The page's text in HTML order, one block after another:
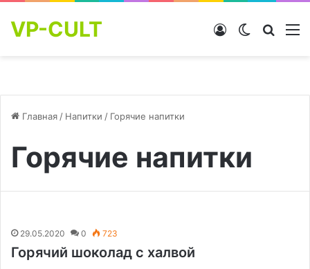
VP-CULT Switch skin
Войти
Главная / Напитки / Горячие напитки
Горячие напитки
29.05.2020 0 723
Горячий шоколад с халвой